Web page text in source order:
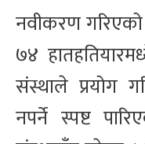
नवीकरण
७४
संस्थाले प्रयोग
नपर्ने स्पष्ट